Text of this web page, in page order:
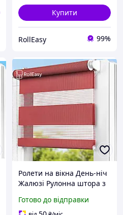
Купити
RollEasy 99%
Ролети на вікна День-ніч
Жалюзі Рулонна штора з
Рулонні штори Ролета
Готово до відправки